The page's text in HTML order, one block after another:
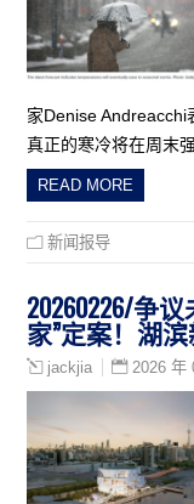
家Denise Andreacchi
真正的寒冷将在周末
READ MORE
新闻报导
20260226/争
家”定案！湖
jackjia 2026 年